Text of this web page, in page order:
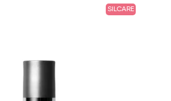
SILCARE